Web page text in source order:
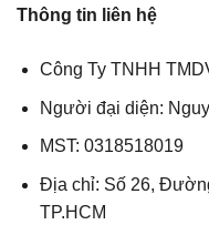
Thông tin liên hệ
Công Ty TNHH
Người đại diện:
MST: 0318518019
Địa chỉ: Số 26,
TP.HCM